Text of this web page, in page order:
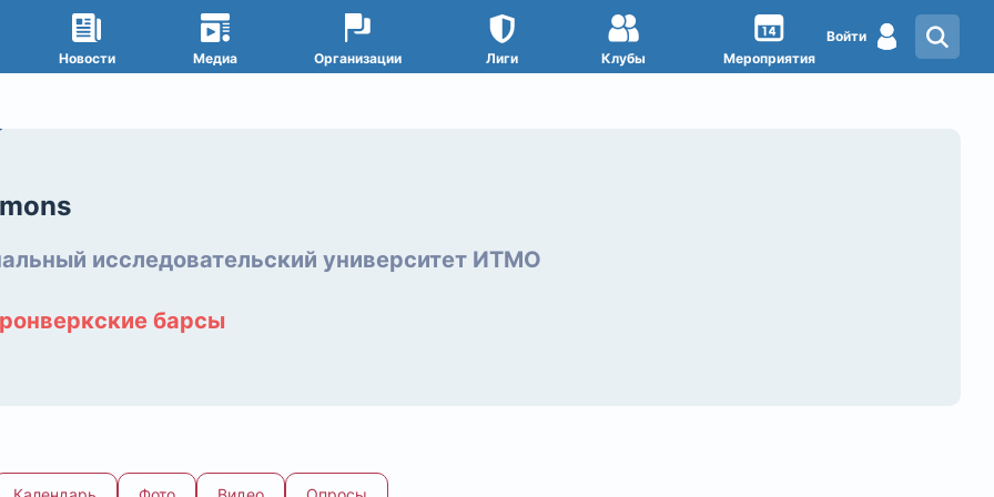
Войти
Новости Медиа Организации Лиги Клубы Мероприятия
исследовательский университет ИТМО
барсы